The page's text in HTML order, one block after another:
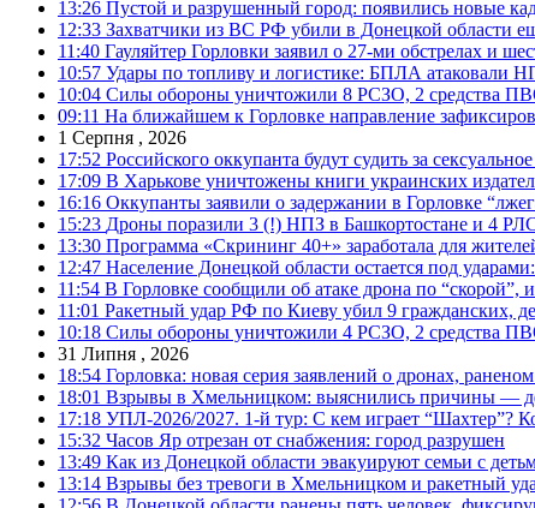
13:26 Пустой и разрушенный город: появились новые
12:33 Захватчики из ВС РФ убили в Донецкой области
11:40 Гауляйтер Горловки заявил о 27-ми обстрелах и
10:57 Удары по топливу и логистике: БПЛА атаковали
10:04 Силы обороны уничтожили 8 РСЗО, 2 средства
09:11 На ближайшем к Горловке направление
1 Серпня , 2026
17:52 Российского оккупанта будут судить за
17:09 В Харькове уничтожены книги украинских
16:16 Оккупанты заявили о задержании в Горловке
15:23 Дроны поразили 3 (!) НПЗ в Башкортостане и 4
13:30 Программа «Скрининг 40+» заработала для
12:47 Население Донецкой области остается под
11:54 В Горловке сообщили об атаке дрона по “скорой”,
11:01 Ракетный удар РФ по Киеву убил 9 гражданских,
10:18 Силы обороны уничтожили 4 РСЗО, 2 средства
31 Липня , 2026
18:54 Горловка: новая серия заявлений о дронах,
18:01 Взрывы в Хмельницком: выяснились причины —
17:18 УПЛ-2026/2027. 1-й тур: С кем играет “Шахтер”?
15:32 Часов Яр отрезан от снабжения: город разрушен
13:49 Как из Донецкой области эвакуируют семьи с
13:14 Взрывы без тревоги в Хмельницком и ракетный